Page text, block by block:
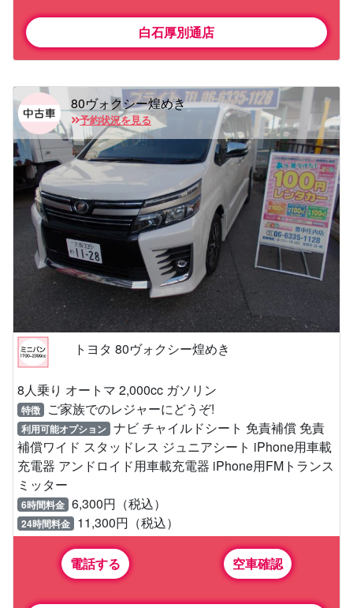
白石厚別通店
80ヴォクシー煌めき
予約状況を見る
トヨタ 80ヴォクシー煌めき
8人乗り オートマ 2,000cc ガソリン
特徴 ご家族でのレジャーにどうぞ!
利用可能オプション ナビ チャイルドシート 免責補償 免責
補償ワイド スタッドレス ジュニアシート iPhone用車載
充電器 アンドロイド用車載充電器 iPhone用FMトランス
ミッター
6時間料金 6,300円（税込）
24時間料金 11,300円（税込）
電話する 空車確認